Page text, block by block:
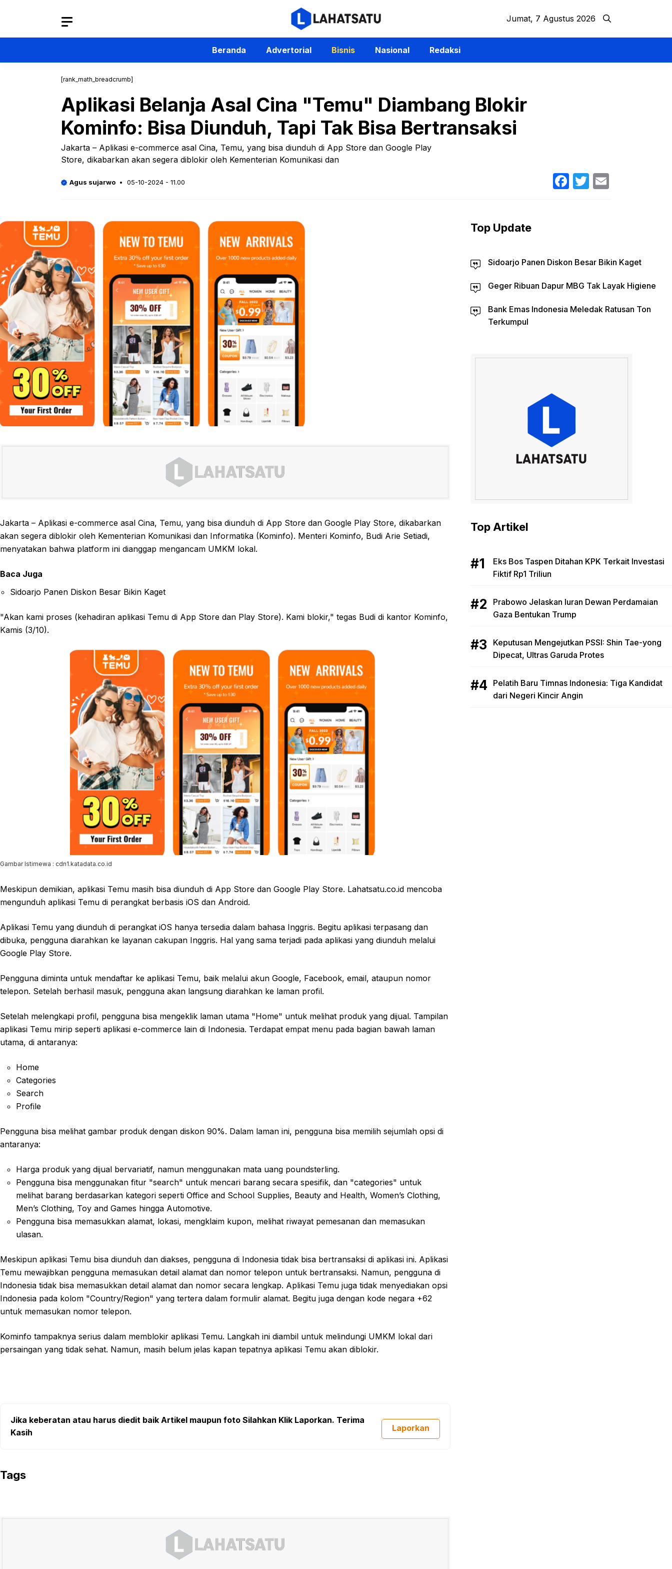
Jumat, 7 Agustus 2026
Beranda Advertorial Bisnis Nasional Redaksi
[rank_math_breadcrumb]
Aplikasi Belanja Asal Cina "Temu" Diambang Blokir
Kominfo: Bisa Diunduh, Tapi Tak Bisa Bertransaksi
Jakarta – Aplikasi e-commerce asal Cina, Temu, yang bisa diunduh di App Store dan Google Play
Store, dikabarkan akan segera diblokir oleh Kementerian Komunikasi dan
Agus sujarwo 05-10-2024 - 11.00 Facebook
Twitter
Jakarta – Aplikasi e-commerce asal Cina, Temu, yang bisa diunduh di App Store dan Google Play Store, dikabarkan
akan segera diblokir oleh Kementerian Komunikasi dan Informatika (Kominfo). Menteri Kominfo, Budi Arie Setiadi,
menyatakan bahwa platform ini dianggap mengancam UMKM lokal.
Baca Juga
Sidoarjo Panen Diskon Besar Bikin Kaget
"Akan kami proses (kehadiran aplikasi Temu di App Store dan Play Store). Kami blokir," tegas Budi di kantor Kominfo,
Kamis (3/10).
Gambar Istimewa : cdn1.katadata.co.id
Meskipun demikian, aplikasi Temu masih bisa diunduh di App Store dan Google Play Store. Lahatsatu.co.id mencoba
mengunduh aplikasi Temu di perangkat berbasis iOS dan Android.
Aplikasi Temu yang diunduh di perangkat iOS hanya tersedia dalam bahasa Inggris. Begitu aplikasi terpasang dan
dibuka, pengguna diarahkan ke layanan cakupan Inggris. Hal yang sama terjadi pada aplikasi yang diunduh melalui
Google Play Store.
Pengguna diminta untuk mendaftar ke aplikasi Temu, baik melalui akun Google, Facebook, email, ataupun nomor
telepon. Setelah berhasil masuk, pengguna akan langsung diarahkan ke laman profil.
Setelah melengkapi profil, pengguna bisa mengeklik laman utama "Home" untuk melihat produk yang dijual. Tampilan
aplikasi Temu mirip seperti aplikasi e-commerce lain di Indonesia. Terdapat empat menu pada bagian bawah laman
utama, di antaranya:
Home
Categories
Search
Profile
Pengguna bisa melihat gambar produk dengan diskon 90%. Dalam laman ini, pengguna bisa memilih sejumlah opsi di
antaranya:
Harga produk yang dijual bervariatif, namun menggunakan mata uang poundsterling.
Pengguna bisa menggunakan fitur "search" untuk mencari barang secara spesifik, dan "categories" untuk
melihat barang berdasarkan kategori seperti Office and School Supplies, Beauty and Health, Women’s Clothing,
Men’s Clothing, Toy and Games hingga Automotive.
Pengguna bisa memasukkan alamat, lokasi, mengklaim kupon, melihat riwayat pemesanan dan memasukan
ulasan.
Meskipun aplikasi Temu bisa diunduh dan diakses, pengguna di Indonesia tidak bisa bertransaksi di aplikasi ini. Aplikasi
Temu mewajibkan pengguna memasukan detail alamat dan nomor telepon untuk bertransaksi. Namun, pengguna di
Indonesia tidak bisa memasukkan detail alamat dan nomor secara lengkap. Aplikasi Temu juga tidak menyediakan opsi
Indonesia pada kolom "Country/Region" yang tertera dalam formulir alamat. Begitu juga dengan kode negara +62
untuk memasukan nomor telepon.
Kominfo tampaknya serius dalam memblokir aplikasi Temu. Langkah ini diambil untuk melindungi UMKM lokal dari
persaingan yang tidak sehat. Namun, masih belum jelas kapan tepatnya aplikasi Temu akan diblokir.
Jika keberatan atau harus diedit baik Artikel maupun foto Silahkan Klik Laporkan. Terima
Kasih
Laporkan
Tags
Top Update
Sidoarjo Panen Diskon Besar Bikin Kaget
Geger Ribuan Dapur MBG Tak Layak Higiene
Bank Emas Indonesia Meledak Ratusan Ton
Terkumpul
Top Artikel
Eks Bos Taspen Ditahan KPK Terkait Investasi
Fiktif Rp1 Triliun
Prabowo Jelaskan Iuran Dewan Perdamaian
Gaza Bentukan Trump
Keputusan Mengejutkan PSSI: Shin Tae-yong
Dipecat, Ultras Garuda Protes
Pelatih Baru Timnas Indonesia: Tiga Kandidat
dari Negeri Kincir Angin